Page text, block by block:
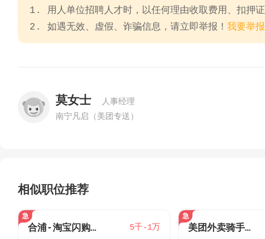
1. 用人单位招聘人才时，以任何理由收取费用、扣押
2. 如遇无效、虚假、诈骗信息，请立即举报！ 我要举报
莫女士
人事经理
南宁凡启（美团专送）
相似职位推荐
合浦-淘宝闪购-外卖骑手J 5千-1万 美团外卖骑手（银海区）